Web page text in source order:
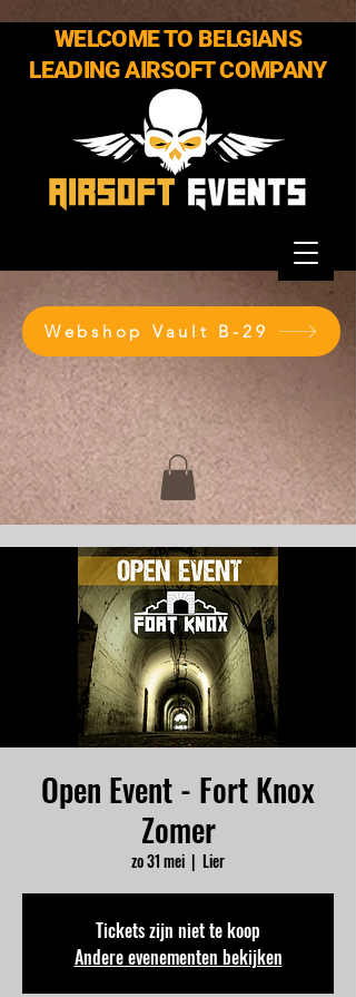
WELCOME TO BELGIANS
LEADING AIRSOFT COMPANY
Webshop Vault B-29
Open Event - Fort Knox
Zomer
zo 31 mei
  |
Lier
Tickets zijn niet te koop
Andere evenementen bekijken